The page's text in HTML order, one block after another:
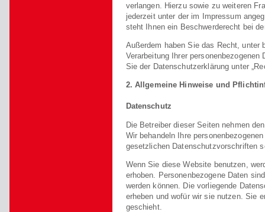
verlangen. Hierzu sowie zu weiteren
jederzeit unter der im Impressum
steht Ihnen ein Beschwerderecht bei
Außerdem haben Sie das Recht, unter
Verarbeitung Ihrer
Sie der Datenschutzerklärung unter
2. Allgemeine Hinweise und
Datenschutz
Die Betreiber dieser Seiten nehmen
Wir behandeln Ihre
gesetzlichen Datenschutzvorschriften
Wenn Sie diese Website benutzen,
erhoben. Personenbezogene Daten
werden können. Die vorliegende
erheben und wofür wir sie nutzen. Sie
geschieht.